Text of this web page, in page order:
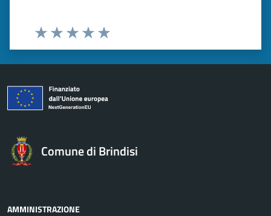
Valuta 5 stelle su 5
Valuta 4 stelle su 5
Valuta 3 stelle su 5
Valuta 2 stelle su 5
Valuta 1 stelle su 5
Comune di Brindisi
AMMINISTRAZIONE